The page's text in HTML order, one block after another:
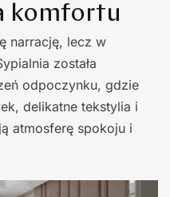
komfortu
narrację, lecz w
została
odpoczynku, gdzie
delikatne tekstylia i
atmosferę spokoju i